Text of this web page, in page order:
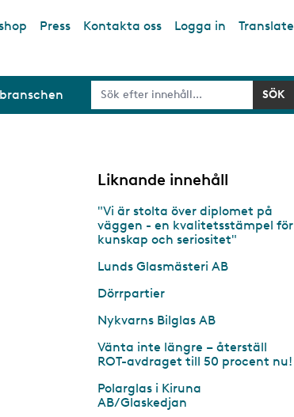
Press Kontakta oss Logga in Translate
Liknande innehåll
"Vi är stolta över diplomet på
väggen - en kvalitetsstämpel för
kunskap och seriositet"
Lunds Glasmästeri AB
Dörrpartier
Nykvarns Bilglas AB
Vänta inte längre – återställ
ROT-avdraget till 50 procent nu!
Polarglas i Kiruna
AB/Glaskedjan